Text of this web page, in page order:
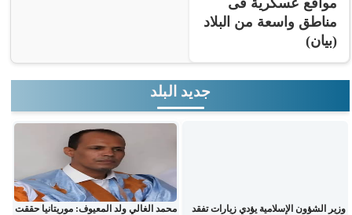
مناطق واسعة من البلاد
(بيان)
جديد البلد
وزير الشؤون الإسلامية يؤدي زيارات تفقد
محمد الغالي ولد المعيوف: موريتانيا حققت